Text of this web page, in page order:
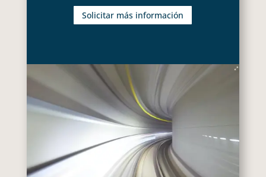
Solicitar más información